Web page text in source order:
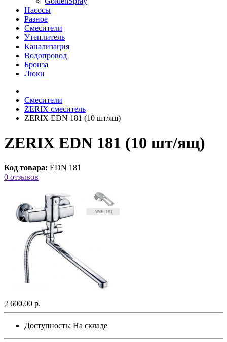
Насосы
Разное
Смесители
Утеплитель
Канализация
Водопровод
Бронза
Люки
Смесители
ZERIX смеситель
ZERIX EDN 181 (10 шт/ящ)
ZERIX EDN 181 (10 шт/ящ)
Код товара: EDN 181
0 отзывов
2 600.00 р.
Доступность: На складе